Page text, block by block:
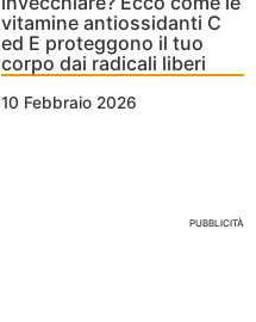
vitamine antiossidanti C
ed E proteggono il tuo
corpo dai radicali liberi
10 Febbraio 2026
PUBBLICITÀ